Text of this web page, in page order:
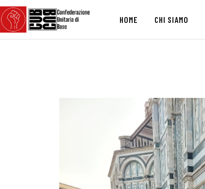
HOME CHI SIAMO